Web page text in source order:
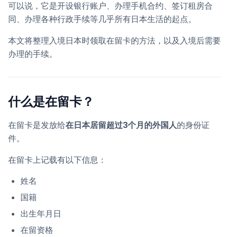
可以说，它是开设银行账户、办理手机合约、签订租房合
同、办理各种行政手续等几乎所有日本生活的起点。
本文将整理入境日本时领取在留卡的方法，以及入境后需要
办理的手续。
什么是在留卡？
在留卡是发放给在日本居留超过3个月的外国人的身份证
件。
在留卡上记载有以下信息：
姓名
国籍
出生年月日
在留资格